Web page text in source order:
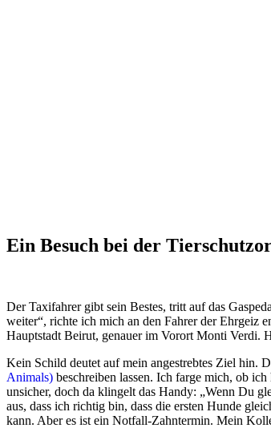
Ein Besuch bei der
Der Taxifahrer gibt sein Bestes, tritt auf das
weiter“, richte ich mich an den Fahrer der Ehrgeiz
Hauptstadt Beirut, genauer im Vorort Monti Verdi.
Kein Schild deutet auf mein angestrebtes Ziel hin.
Animals) beschreiben lassen. Ich farge mich, ob
unsicher, doch da klingelt das Handy: „Wenn Du
aus, dass ich richtig bin, dass die ersten Hunde
kann. Aber es ist ein Notfall-Zahntermin. Mein